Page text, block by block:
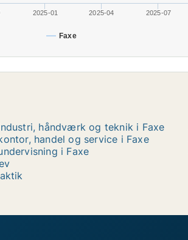
Faxe
2025-01 2025-04 2025-07
håndværk og teknik i Faxe
handel og service i Faxe
i Faxe